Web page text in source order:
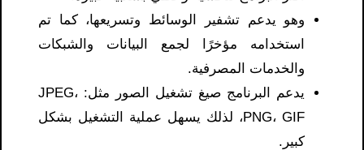
وهو يدعم تشفير الوسائط وتسريعها، كما تم
استخدامه مؤخرًا لجمع البيانات والشبكات
والخدمات المصرفية.
يدعم البرنامج صيغ تشغيل الصور مثل: JPEG،
PNG، GIF، لذلك يسهل عملية التشغيل بشكل
كبير.